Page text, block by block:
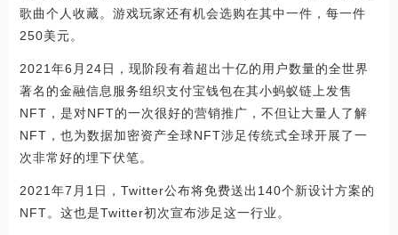
歌曲个人收藏。游戏玩家还有机会选购在其中一件，每一件
250美元。
2021年6月24日，现阶段有着超出十亿的用户数量的全世界
著名的金融信息服务组织支付宝钱包在其小蚂蚁链上发售
NFT，是对NFT的一次很好的营销推广，不但让大量人了解
NFT，也为数据加密资产全球NFT涉足传统式全球开展了一
次非常好的埋下伏笔。
2021年7月1日，Twitter公布将免费送出140个新设计方案的
NFT。这也是Twitter初次宣布涉足这一行业。